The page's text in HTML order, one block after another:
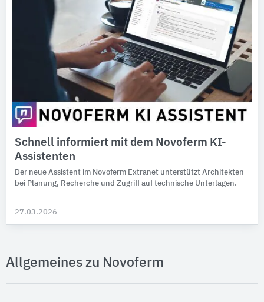
Schnell informiert mit dem Novoferm KI-
Assistenten
Der neue Assistent im Novoferm Extranet unterstützt Architekten
bei Planung, Recherche und Zugriff auf technische Unterlagen.
27.03.2026
Allgemeines zu Novoferm